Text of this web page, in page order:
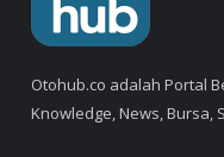
Otohub.co adalah Portal
Knowledge, News, Bursa,